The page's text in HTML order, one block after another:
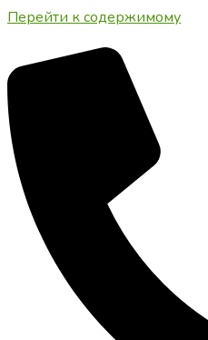
Перейти к содержимому